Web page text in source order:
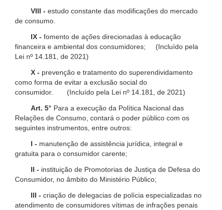
VIII - estudo constante das modificações do mercado
de consumo.
IX - fomento de ações direcionadas à educação
financeira e ambiental dos consumidores; (Incluído pela
Lei nº 14.181, de 2021)
X - prevenção e tratamento do superendividamento
como forma de evitar a exclusão social do
consumidor. (Incluído pela Lei nº 14.181, de 2021)
Art. 5° Para a execução da Política Nacional das
Relações de Consumo, contará o poder público com os
seguintes instrumentos, entre outros:
I - manutenção de assistência jurídica, integral e
gratuita para o consumidor carente;
II - instituição de Promotorias de Justiça de Defesa do
Consumidor, no âmbito do Ministério Público;
III - criação de delegacias de polícia especializadas no
atendimento de consumidores vítimas de infrações penais